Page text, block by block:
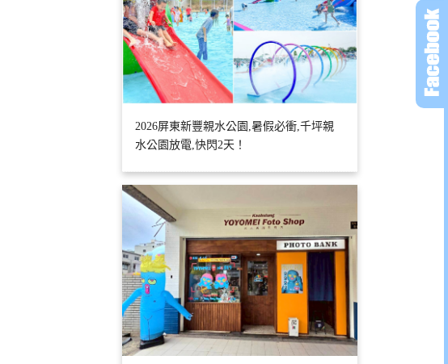
2026屏東新豐親水公園,暑假必衝,千坪親
水公園放電,快閃2天！